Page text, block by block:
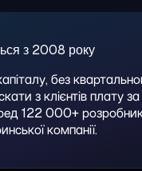
з 2008 року
без
з клієнтів плату
122 000+
компанії.